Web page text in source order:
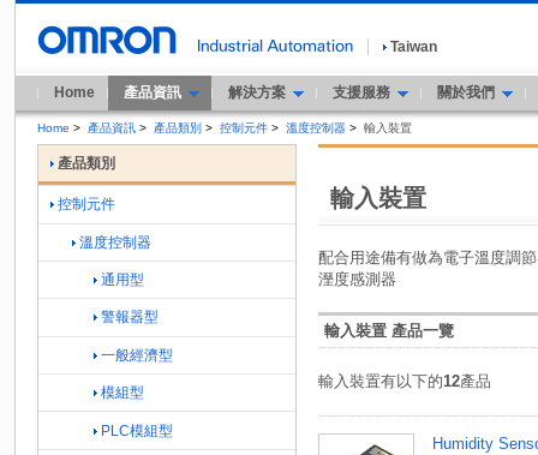
Taiwan
Home 產品資訊 解決方案 支援服務 關於我們
Home > 產品資訊 > 產品類別 > 控制元件 > 溫度控制器 > 輸入裝置
輸入裝置
配合用途備有做為電子溫度調
溼度感測器
輸入裝置 產品一覽
輸入裝置有以下的12產品
Humidity
產品類別
控制元件
溫度控制器
通用型
警報器型
一般經濟型
模組型
PLC模組型